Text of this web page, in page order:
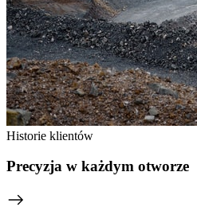
Historie klientów
Precyzja w każdym otworze